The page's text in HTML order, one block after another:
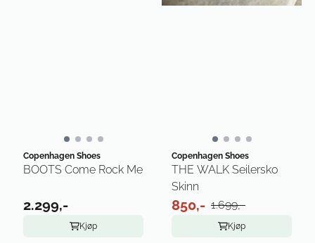
Copenhagen Shoes
BOOTS Come Rock Me
2.299,-
Kjøp
Copenhagen Shoes
THE WALK Seilersko
Skinn
850,- 1.699,-
Kjøp